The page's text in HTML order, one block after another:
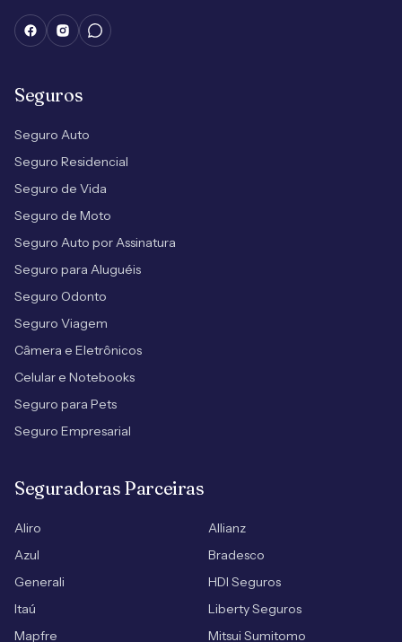
Seguros
Seguro Auto
Seguro Residencial
Seguro de Vida
Seguro de Moto
Seguro Auto por Assinatura
Seguro para Aluguéis
Seguro Odonto
Seguro Viagem
Câmera e Eletrônicos
Celular e Notebooks
Seguro para Pets
Seguro Empresarial
Seguradoras Parceiras
Aliro
Allianz
Azul
Bradesco
Generali
HDI Seguros
Itaú
Liberty Seguros
Mapfre
Mitsui Sumitomo